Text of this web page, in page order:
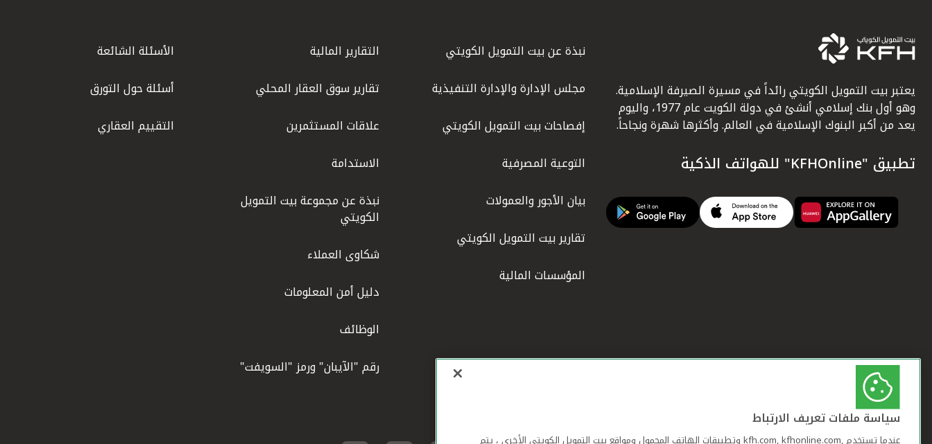
يعتبر بيت التمويل الكويتي رائداً في مسيرة الصيرفة الإسلامية.
وهو أول بنك إسلامي أنشئ في دولة الكويت عام 1977، واليوم
يعد من أكبر البنوك الإسلامية في العالم. وأكثرها شهرة ونجاحاً.
تطبيق "KFHOnline" للهواتف الذكية
نبذة عن بيت التمويل الكويتي
مجلس الإدارة والإدارة التنفيذية
إفصاحات بيت التمويل الكويتي
التوعية المصرفية
بيان الأجور والعمولات
تقارير بيت التمويل الكويتي
المؤسسات المالية
التقارير المالية
تقارير سوق العقار المحلي
علاقات المستثمرين
الاستدامة
نبذة عن مجموعة بيت التمويل
الكويتي
شكاوى العملاء
دليل أمن المعلومات
الوظائف
رقم "الآيبان" ورمز "السويفت"
الأسئلة الشائعة
أسئلة حول التورق
التقييم العقاري
سياسة ملفات تعريف الارتباط
عندما تستخدم ,kfh.com, kfhonline.com وتطبيقات الهاتف المحمول ومواقع بيت التمويل الكويتي الأخرى ، يتم